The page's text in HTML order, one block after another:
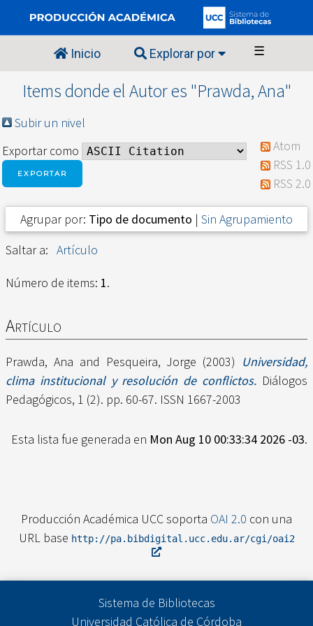
Inicio Explorar por ☰
Items donde el Autor es "Prawda, Ana"
Subir un nivel
Exportar como
Atom
RSS 1.0
RSS 2.0
Agrupar por: Tipo de documento | Sin Agrupamiento
Saltar a: Artículo
Número de items: 1.
Artículo
Prawda, Ana and Pesqueira, Jorge (2003) Universidad,
clima institucional y resolución de conflictos. Diálogos
Pedagógicos, 1 (2). pp. 60-67. ISSN 1667-2003
Esta lista fue generada en Mon Aug 10 00:33:34 2026 -03.
Producción Académica UCC soporta OAI 2.0 con una
URL base http://pa.bibdigital.ucc.edu.ar/cgi/oai2
Sistema de Bibliotecas
Universidad Católica de Córdoba